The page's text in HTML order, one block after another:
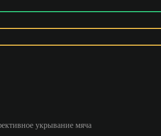
укрывание мяча